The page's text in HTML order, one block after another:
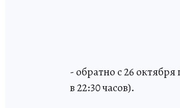
- обратно с 26
в 22:30 часов).